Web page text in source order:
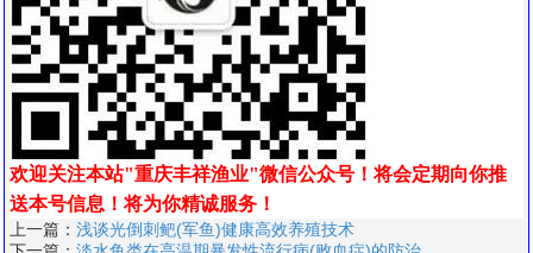
欢迎关注本站"重庆丰祥渔业"微信公众号！将会定期向你推
送本号信息！将为你精诚服务！
上一篇： 浅谈光倒刺鲃(军鱼)健康高效养殖技术